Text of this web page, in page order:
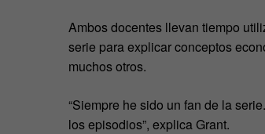
Ambos docentes llevan tiempo
serie para explicar conceptos
muchos otros.
“Siempre he sido un fan de la
los episodios”, explica Grant.